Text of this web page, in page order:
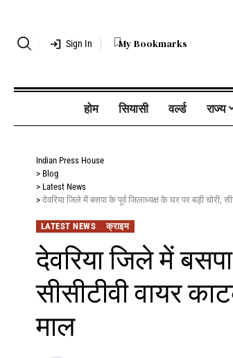
Sign In My Bookmarks
होम सियासी वर्ल्ड राज्य
Indian Press House
> Blog
> Latest News
> देवरिया जिले में बसपा के पूर्व जिलाध्यक्ष के घर पर बड़ी चोरी,
LATEST NEWS क्राइम
देवरिया जिले में
सीसीटीवी वायर
माल